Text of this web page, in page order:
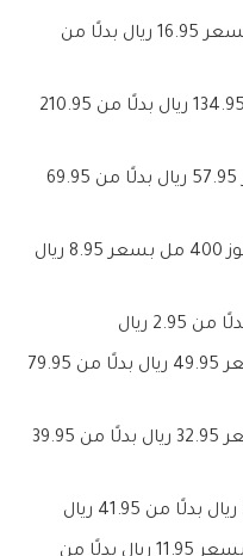
جبنة كيري قابلة للدهن 2×500 جم بسعر 16.95 ريال بدلًا من
دجاج دو المجمد 10×1.2 كجم بسعر 134.95 ريال بدلًا من 210.95
أرز بسمتي أبو حسين 10 كجم بسعر 57.95 ريال بدلًا من 69.95
شامبو غارنييه الترا دوكس حليب اللوز 400 مل بسعر 8.95 ريال
كاجو سادة أو محمص 1.18 كجم بسعر 49.95 ريال بدلًا من 79.95
سمك السي بريم الطازج للكيلو بسعر 32.95 ريال بدلًا من 39.95